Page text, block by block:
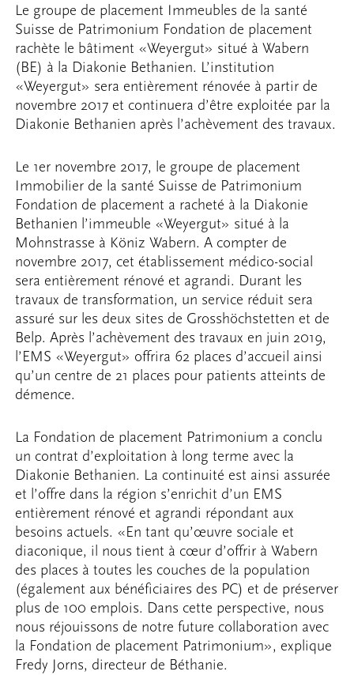
Le groupe de placement Immeubles de la santé
Suisse de Patrimonium Fondation de placement
rachète le bâtiment «Weyergut» situé à Wabern
(BE) à la Diakonie Bethanien. L’institution
«Weyergut» sera entièrement rénovée à partir de
novembre 2017 et continuera d’être exploitée par la
Diakonie Bethanien après l’achèvement des travaux.
Le 1er novembre 2017, le groupe de placement
Immobilier de la santé Suisse de Patrimonium
Fondation de placement a racheté à la Diakonie
Bethanien l’immeuble «Weyergut» situé à la
Mohnstrasse à Köniz Wabern. A compter de
novembre 2017, cet établissement médico-social
sera entièrement rénové et agrandi. Durant les
travaux de transformation, un service réduit sera
assuré sur les deux sites de Grosshöchstetten et de
Belp. Après l’achèvement des travaux en juin 2019,
l’EMS «Weyergut» offrira 62 places d’accueil ainsi
qu’un centre de 21 places pour patients atteints de
démence.
La Fondation de placement Patrimonium a conclu
un contrat d’exploitation à long terme avec la
Diakonie Bethanien. La continuité est ainsi assurée
et l’offre dans la région s’enrichit d’un EMS
entièrement rénové et agrandi répondant aux
besoins actuels. «En tant qu’œuvre sociale et
diaconique, il nous tient à cœur d’offrir à Wabern
des places à toutes les couches de la population
(également aux bénéficiaires des PC) et de préserver
plus de 100 emplois. Dans cette perspective, nous
nous réjouissons de notre future collaboration avec
la Fondation de placement Patrimonium», explique
Fredy Jorns, directeur de Béthanie.